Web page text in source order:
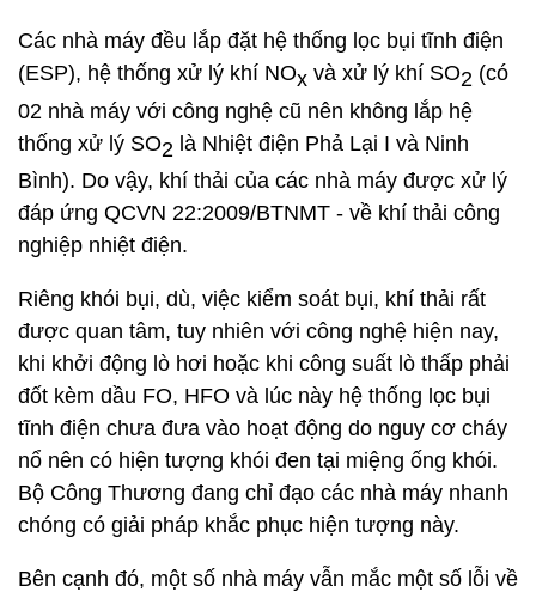
Các nhà máy đều lắp đặt hệ thống lọc bụi tĩnh điện
(ESP), hệ thống xử lý khí NOx và xử lý khí SO2 (có
02 nhà máy với công nghệ cũ nên không lắp hệ
thống xử lý SO2 là Nhiệt điện Phả Lại I và Ninh
Bình). Do vậy, khí thải của các nhà máy được xử lý
đáp ứng QCVN 22:2009/BTNMT - về khí thải công
nghiệp nhiệt điện.
Riêng khói bụi, dù, việc kiểm soát bụi, khí thải rất
được quan tâm, tuy nhiên với công nghệ hiện nay,
khi khởi động lò hơi hoặc khi công suất lò thấp phải
đốt kèm dầu FO, HFO và lúc này hệ thống lọc bụi
tĩnh điện chưa đưa vào hoạt động do nguy cơ cháy
nổ nên có hiện tượng khói đen tại miệng ống khói.
Bộ Công Thương đang chỉ đạo các nhà máy nhanh
chóng có giải pháp khắc phục hiện tượng này.
Bên cạnh đó, một số nhà máy vẫn mắc một số lỗi về